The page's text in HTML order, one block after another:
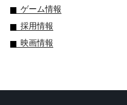
ゲーム情報
採用情報
映画情報